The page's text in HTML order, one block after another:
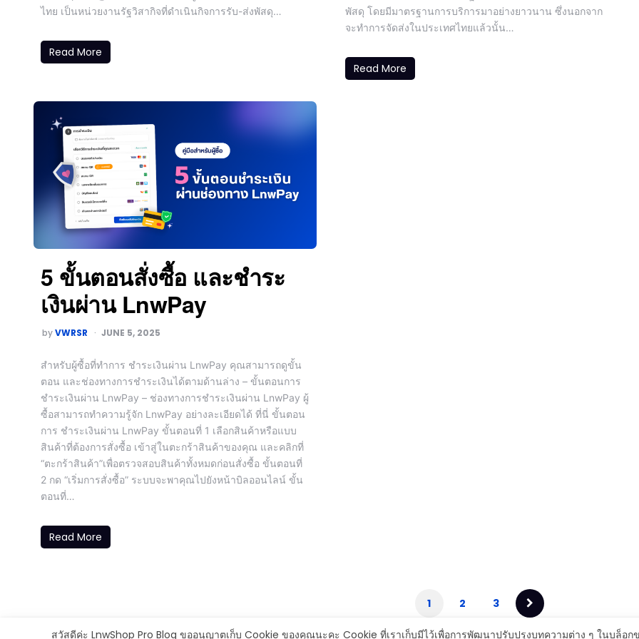
ไทย เป็นหน่วยงานรัฐวิสากิจที่ดำเนินกิจการรับ-ส่งพัสดุ…
Read More
พัสดุ โดยมีมาตรฐานการบริการมาอย่างยาวนาน ซึ่งนอกจาก
จะทำการจัดส่งในประเทศไทยแล้วนั้น…
Read More
5 ขั้นตอนสั่งซื้อ และชำระ
เงินผ่าน LnwPay
byVWRSR JUNE 5, 2025
สำหรับผู้ซื้อที่ทำการ ชำระเงินผ่าน LnwPay คุณสามารถดูขั้น
ตอน และช่องทางการชำระเงินได้ตามด้านล่าง – ขั้นตอนการ
ชำระเงินผ่าน LnwPay – ช่องทางการชำระเงินผ่าน LnwPay ผู้
ซื้อสามารถทำความรู้จัก LnwPay อย่างละเอียดได้ ที่นี่ ขั้นตอน
การ ชำระเงินผ่าน LnwPay ขั้นตอนที่ 1 เลือกสินค้าหรือแบบ
สินค้าที่ต้องการสั่งซื้อ เข้าสู่ในตะกร้าสินค้าของคุณ และคลิกที่
“ตะกร้าสินค้า”เพื่อตรวจสอบสินค้าทั้งหมดก่อนสั่งซื้อ ขั้นตอนที่
2 กด “เริ่มการสั่งซื้อ” ระบบจะพาคุณไปยังหน้าบิลออนไลน์ ขั้น
ตอนที่…
Read More
1 2 3
สวัสดีค่ะ LnwShop Pro Blog ขออนุญาตเก็บ Cookie ของคุณนะคะ Cookie ที่เราเก็บมีไว้เพื่อการพัฒนาปรับปรุงบทความต่าง ๆ ในบล็อกข